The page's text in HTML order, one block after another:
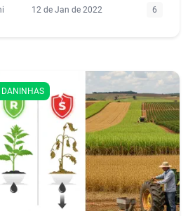
12 de Jan de 2022 6
DANINHAS